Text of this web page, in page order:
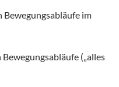
im
(„alles